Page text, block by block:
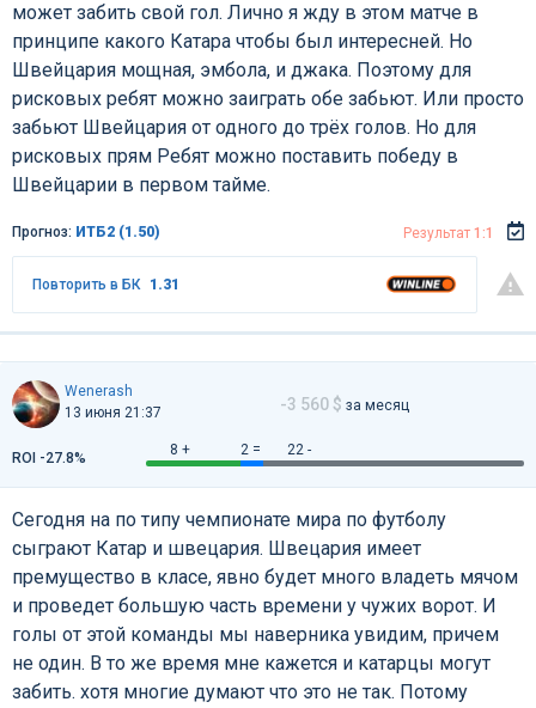
может забить свой гол. Лично я жду в этом матче в
принципе какого Катара чтобы был интересней. Но
Швейцария мощная, эмбола, и джака. Поэтому для
рисковых ребят можно заиграть обе забьют. Или просто
забьют Швейцария от одного до трёх голов. Но для
рисковых прям Ребят можно поставить победу в
Швейцарии в первом тайме.
Прогноз: ИТБ2 (1.50) Результат 1:1
Повторить в БК 1.31
Wenerash
13 июня 21:37
-3 560 $ за месяц
8 + 2 = 22 -
ROI -27.8%
Сегодня на по типу чемпионате мира по футболу
сыграют Катар и швецария. Швецария имеет
премущество в класе, явно будет много владеть мячом
и проведет большую часть времени у чужих ворот. И
голы от этой команды мы наверника увидим, причем
не один. В то же время мне кажется и катарцы могут
забить. хотя многие думают что это не так. Потому